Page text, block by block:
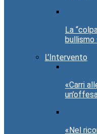
La
L’Intervento
«Carri
«Nel